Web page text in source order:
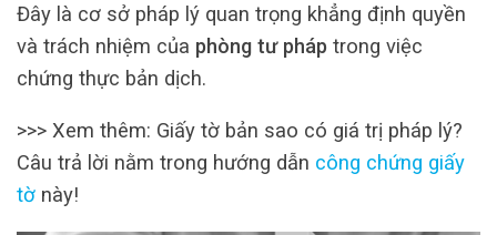
Đây là cơ sở pháp lý quan trọng khẳng định quyền
và trách nhiệm của phòng tư pháp trong việc
chứng thực bản dịch.
>>> Xem thêm: Giấy tờ bản sao có giá trị pháp lý?
Câu trả lời nằm trong hướng dẫn công chứng giấy
tờ này!